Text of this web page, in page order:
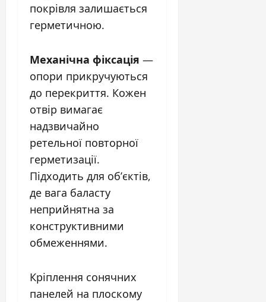
покрівля залишається
герметичною.
Механічна фіксація —
опори прикручуються
до перекриття. Кожен
отвір вимагає
надзвичайно
ретельної повторної
герметизації.
Підходить для об’єктів,
де вага баласту
неприйнятна за
конструктивними
обмеженнями.
Кріплення сонячних
панелей на плоскому